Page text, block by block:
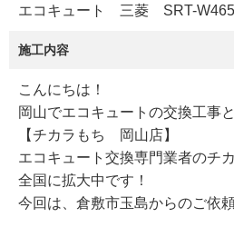
エコキュート 三菱 SRT-
施工内容
こんにちは！
岡山でエコキュートの交換工事
【チカラもち 岡山店】
エコキュート交換専門業者のチ
全国に拡大中です！
今回は、倉敷市玉島からのご依